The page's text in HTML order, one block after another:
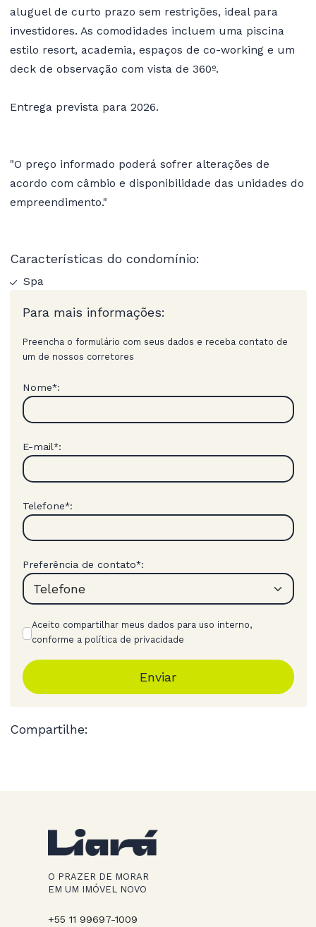
aluguel de curto prazo sem restrições, ideal para
investidores. As comodidades incluem uma piscina
estilo resort, academia, espaços de co-working e um
deck de observação com vista de 360º.
Entrega prevista para 2026.
"O preço informado poderá sofrer alterações de
acordo com câmbio e disponibilidade das unidades do
empreendimento."
Características do condomínio:
Spa
Para mais informações:
Preencha o formulário com seus dados e receba contato de
um de nossos corretores
Nome*:
E-mail*:
Telefone*:
Preferência de contato*:
Aceito compartilhar meus dados para uso interno,
conforme a política de privacidade
Enviar
Compartilhe:
O PRAZER DE MORAR
EM UM IMÓVEL NOVO
+55 11 99697-1009